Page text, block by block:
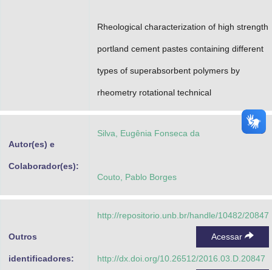
Rheological characterization of high strength
portland cement pastes containing different
types of superabsorbent polymers by
rheometry rotational technical
Autor(es) e
Colaborador(es):
Silva, Eugênia Fonseca da
Couto, Pablo Borges
Outros
identificadores:
http://repositorio.unb.br/handle/10482/20847
Acessar
http://dx.doi.org/10.26512/2016.03.D.20847